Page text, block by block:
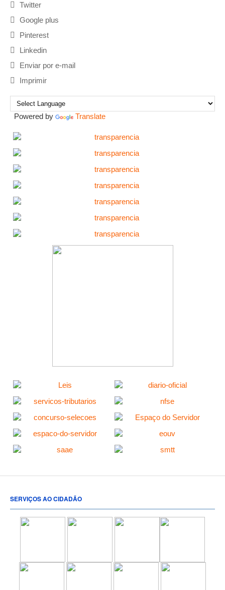
Twitter
Google plus
Pinterest
Linkedin
Enviar por e-mail
Imprimir
Powered by Translate
SERVIÇOS AO CIDADÃO